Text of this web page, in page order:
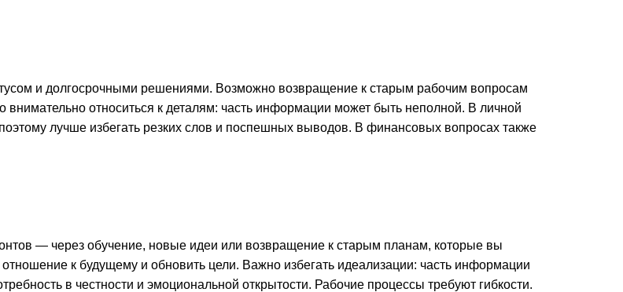
и долгосрочными решениями. Возможно возвращение к старым рабочим вопросам
относиться к деталям: часть информации может быть неполной. В личной
лучше избегать резких слов и поспешных выводов. В финансовых вопросах также
— через обучение, новые идеи или возвращение к старым планам, которые вы
к будущему и обновить цели. Важно избегать идеализации: часть информации
в честности и эмоциональной открытости. Рабочие процессы требуют гибкости.